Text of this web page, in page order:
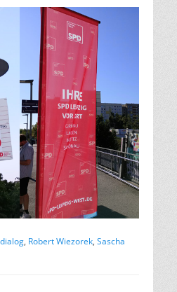
, Robert Wiezorek, Sascha